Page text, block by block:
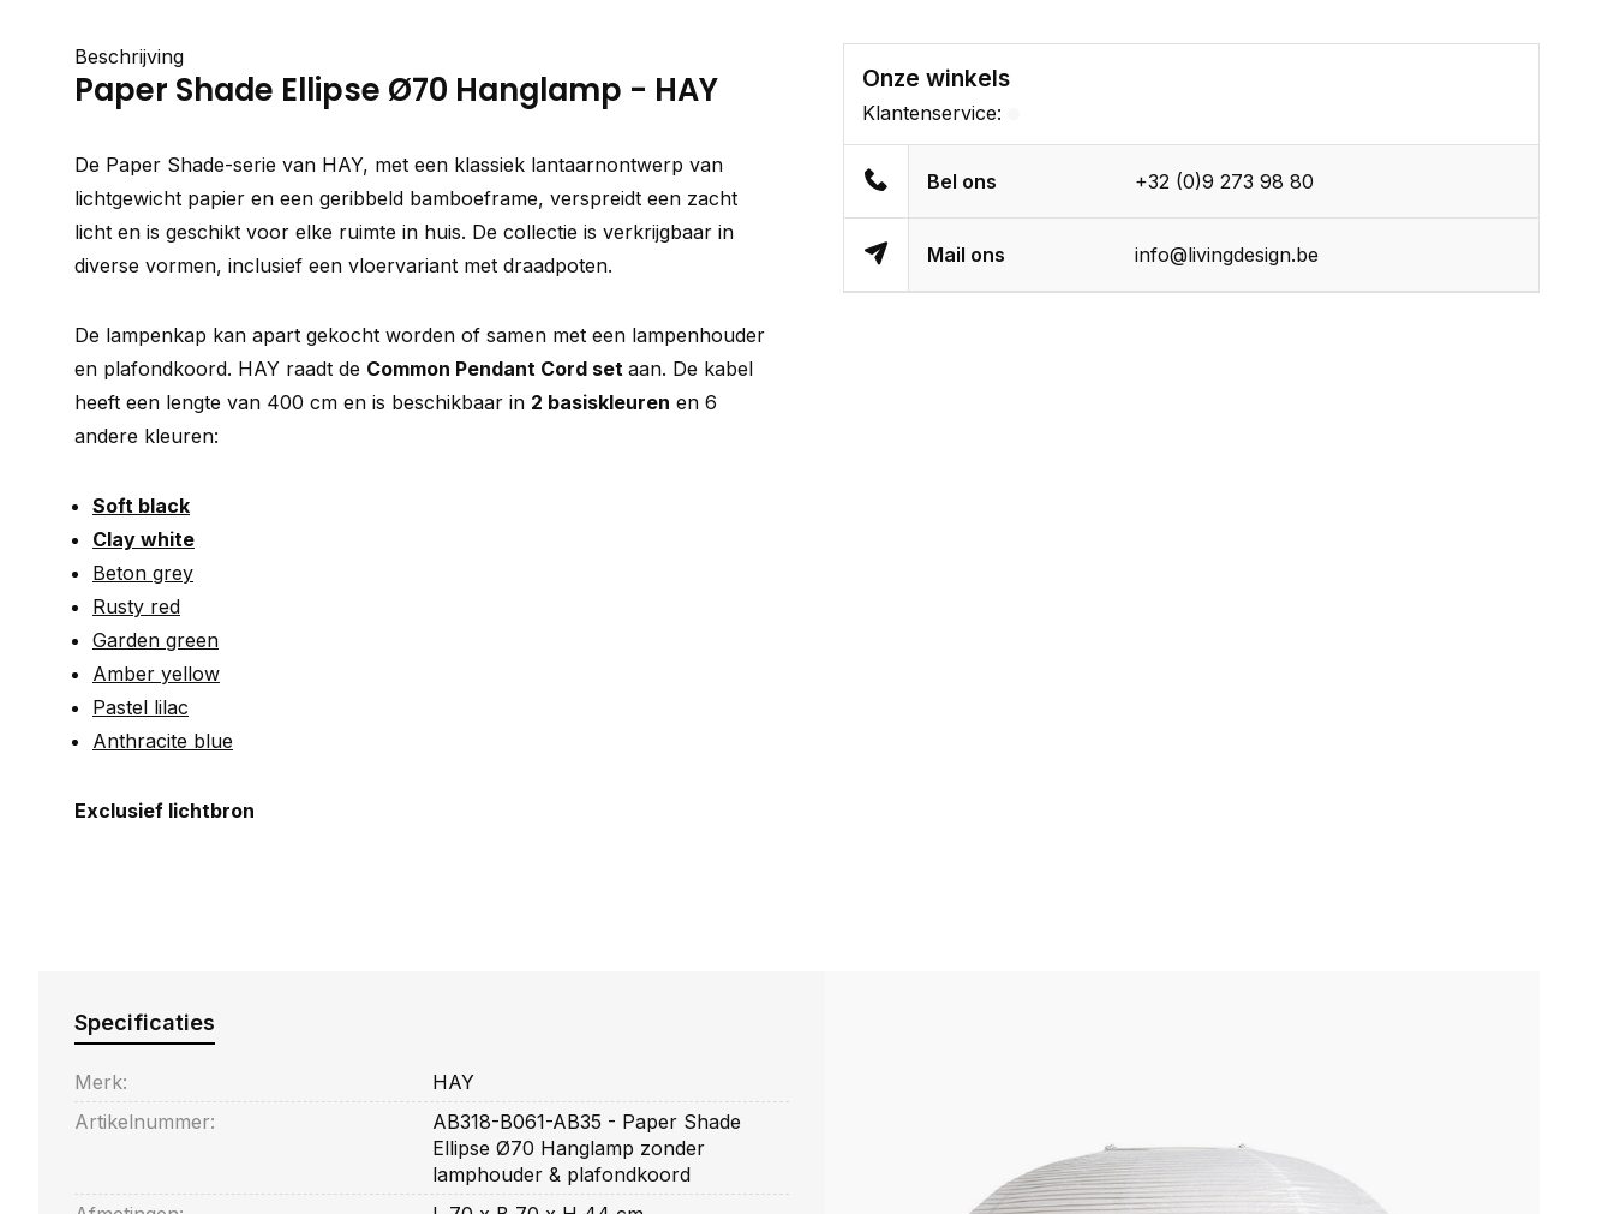
Beschrijving
Paper Shade Ellipse Ø70 Hanglamp - HAY
De Paper Shade-serie van HAY, met een klassiek lantaarnontwerp van
lichtgewicht papier en een geribbeld bamboeframe, verspreidt een zacht
licht en is geschikt voor elke ruimte in huis. De collectie is verkrijgbaar in
diverse vormen, inclusief een vloervariant met draadpoten.
De lampenkap kan apart gekocht worden of samen met een lampenhouder
en plafondkoord. HAY raadt de Common Pendant Cord set aan. De kabel
heeft een lengte van 400 cm en is beschikbaar in 2 basiskleuren en 6
andere kleuren:
Soft black
Clay white
Beton grey
Rusty red
Garden green
Amber yellow
Pastel lilac
Anthracite blue
Exclusief lichtbron
Onze winkels
Klantenservice:
Bel ons +32 (0)9 273 98 80
Mail ons info@livingdesign.be
Specificaties
Merk:
HAY
Artikelnummer:
AB318-B061-AB35 - Paper Shade
Ellipse Ø70 Hanglamp zonder
lamphouder & plafondkoord